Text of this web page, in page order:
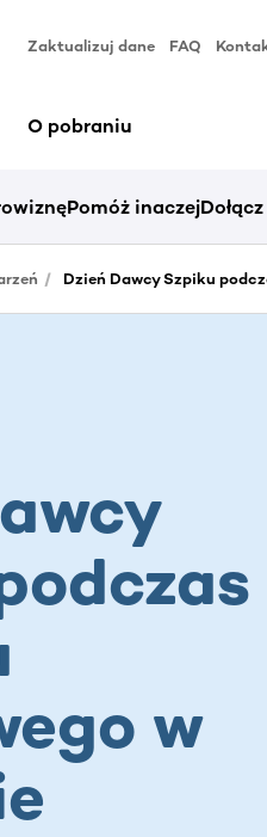
Zaktualizuj dane FAQ
O pobraniu
Pomóż inaczej
Dzień Dawcy Szpiku
w